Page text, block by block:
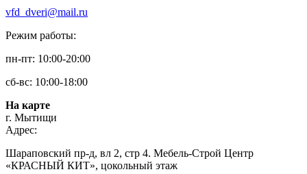
vfd_dveri@mail.ru
Режим работы:
пн-пт: 10:00-20:00
сб-вс: 10:00-18:00
На карте
г. Мытищи
Адрес:
Шараповский пр-д, вл 2, стр 4. Мебель-Строй Центр
«КРАСНЫЙ КИТ», цокольный этаж